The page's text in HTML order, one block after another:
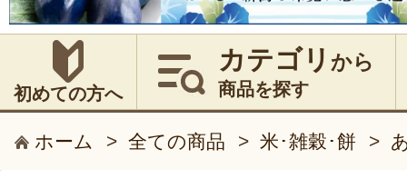
初めての方へ
カテゴリ から
商品を探す
ホーム > 全ての商品 > 米･雑穀･餅 >